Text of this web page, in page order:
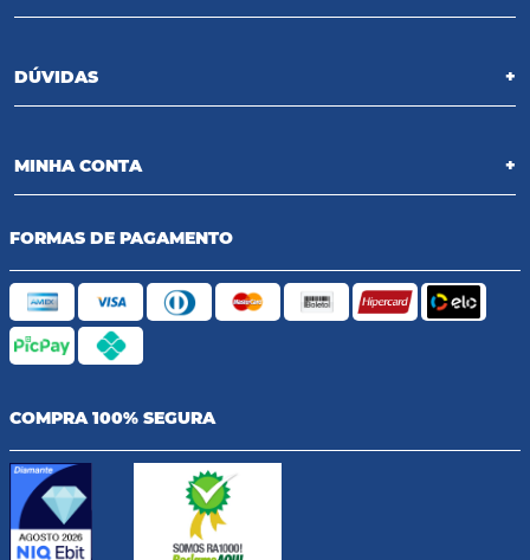
DÚVIDAS +
MINHA CONTA +
FORMAS DE PAGAMENTO
COMPRA 100% SEGURA